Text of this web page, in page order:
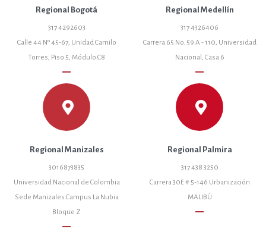
Regional Bogotá
317 4292603
Calle 44 Nº 45-67, Unidad Camilo
Torres, Piso 5, Módulo C8
remove
Regional Medellín
317 4326406
Carrera 65 No. 59 A - 110, Universidad
Nacional, Casa 6
remove
Regional Manizales
3016873835
Universidad Nacional de Colombia
Sede Manizales Campus La Nubia
Bloque Z
remove
Regional Palmira
317 438 3250
Carrera 30E # 5-146 Urbanización
MALIBÚ
remove